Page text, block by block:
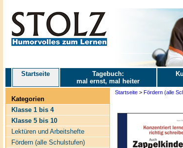
Startseite
Tagebuch:
mal ernst, mal heiter
Kategorien
Klasse 1 bis 4
Klasse 5 bis 10
Lektüren und Arbeitshefte
Fördern (alle Schulstufen)
Startseite> Fördern (alle